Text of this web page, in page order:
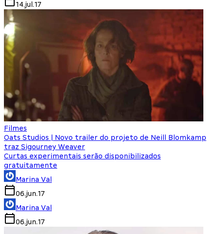
14.jul.17
Filmes
Oats Studios | Novo trailer do projeto de Neill Blomkamp
traz Sigourney Weaver
Curtas experimentais serão disponibilizados
gratuitamente
Marina Val
06.jun.17
Marina Val
06.jun.17